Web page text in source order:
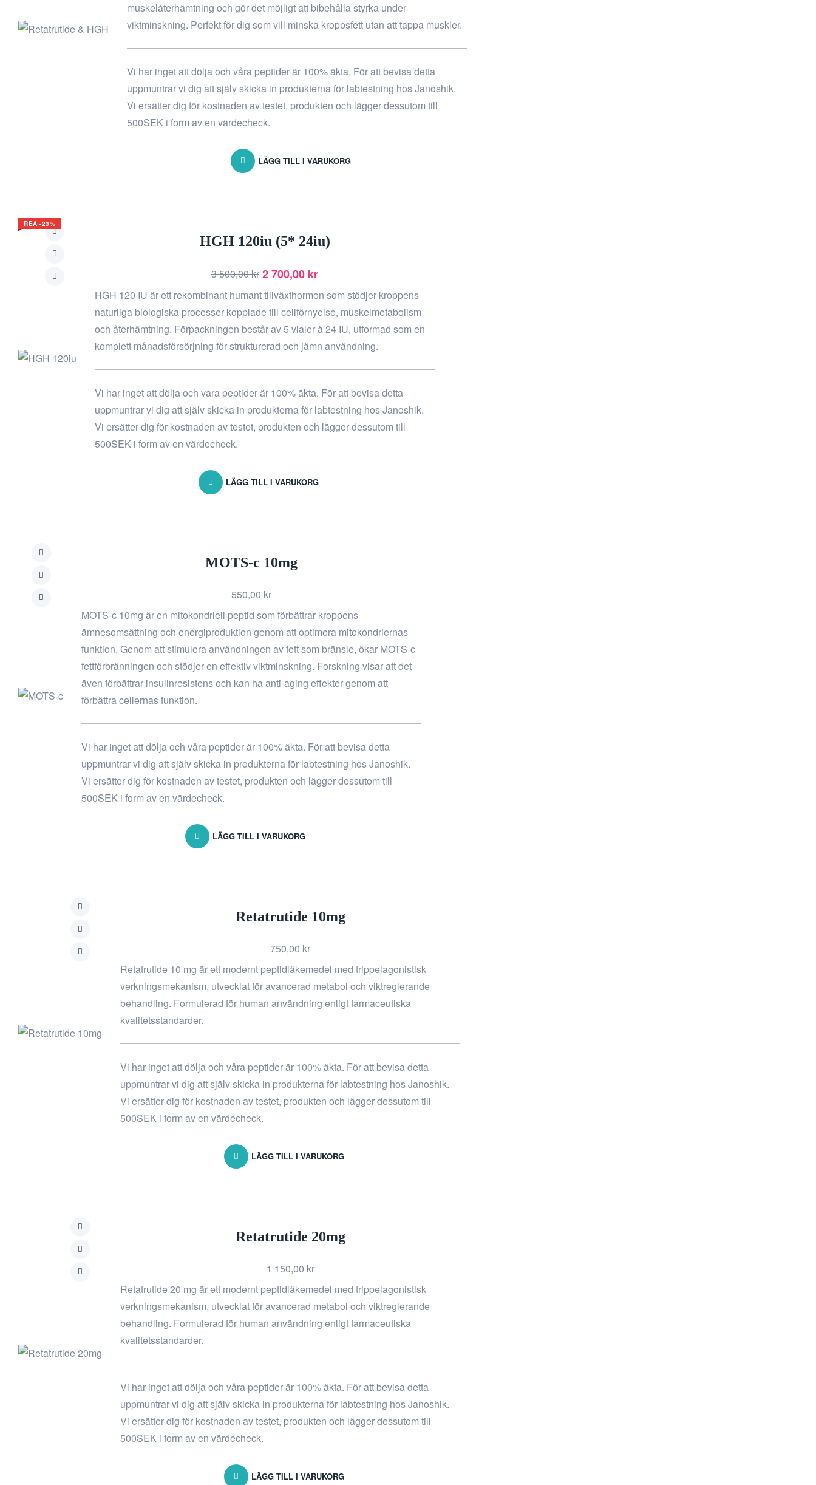
muskelåterhämtning och gör det möjligt att bibehålla styrka under
viktminskning. Perfekt för dig som vill minska kroppsfett utan att tappa muskler.
Vi har inget att dölja och våra peptider är 100% äkta. För att bevisa detta
uppmuntrar vi dig att själv skicka in produkterna för labtestning hos Janoshik.
Vi ersätter dig för kostnaden av testet, produkten och lägger dessutom till
500SEK i form av en värdecheck.
LÄGG TILL I VARUKORG
REA -23%
HGH 120iu (5* 24iu)
3 500,00kr 2 700,00 kr
HGH 120 IU är ett rekombinant humant tillväxthormon som stödjer kroppens
naturliga biologiska processer kopplade till cellförnyelse, muskelmetabolism
och återhämtning. Förpackningen består av 5 vialer à 24 IU, utformad som en
komplett månadsförsörjning för strukturerad och jämn användning.
Vi har inget att dölja och våra peptider är 100% äkta. För att bevisa detta
uppmuntrar vi dig att själv skicka in produkterna för labtestning hos Janoshik.
Vi ersätter dig för kostnaden av testet, produkten och lägger dessutom till
500SEK i form av en värdecheck.
LÄGG TILL I VARUKORG
MOTS-c 10mg
550,00 kr
MOTS-c 10mg är en mitokondriell peptid som förbättrar kroppens
ämnesomsättning och energiproduktion genom att optimera mitokondriernas
funktion. Genom att stimulera användningen av fett som bränsle, ökar MOTS-c
fettförbränningen och stödjer en effektiv viktminskning. Forskning visar att det
även förbättrar insulinresistens och kan ha anti-aging effekter genom att
förbättra cellernas funktion.
Vi har inget att dölja och våra peptider är 100% äkta. För att bevisa detta
uppmuntrar vi dig att själv skicka in produkterna för labtestning hos Janoshik.
Vi ersätter dig för kostnaden av testet, produkten och lägger dessutom till
500SEK i form av en värdecheck.
LÄGG TILL I VARUKORG
Retatrutide 10mg
750,00 kr
Retatrutide 10 mg är ett modernt peptidläkemedel med trippelagonistisk
verkningsmekanism, utvecklat för avancerad metabol och viktreglerande
behandling. Formulerad för human användning enligt farmaceutiska
kvalitetsstandarder.
Vi har inget att dölja och våra peptider är 100% äkta. För att bevisa detta
uppmuntrar vi dig att själv skicka in produkterna för labtestning hos Janoshik.
Vi ersätter dig för kostnaden av testet, produkten och lägger dessutom till
500SEK i form av en värdecheck.
LÄGG TILL I VARUKORG
Retatrutide 20mg
1 150,00 kr
Retatrutide 20 mg är ett modernt peptidläkemedel med trippelagonistisk
verkningsmekanism, utvecklat för avancerad metabol och viktreglerande
behandling. Formulerad för human användning enligt farmaceutiska
kvalitetsstandarder.
Vi har inget att dölja och våra peptider är 100% äkta. För att bevisa detta
uppmuntrar vi dig att själv skicka in produkterna för labtestning hos Janoshik.
Vi ersätter dig för kostnaden av testet, produkten och lägger dessutom till
500SEK i form av en värdecheck.
LÄGG TILL I VARUKORG